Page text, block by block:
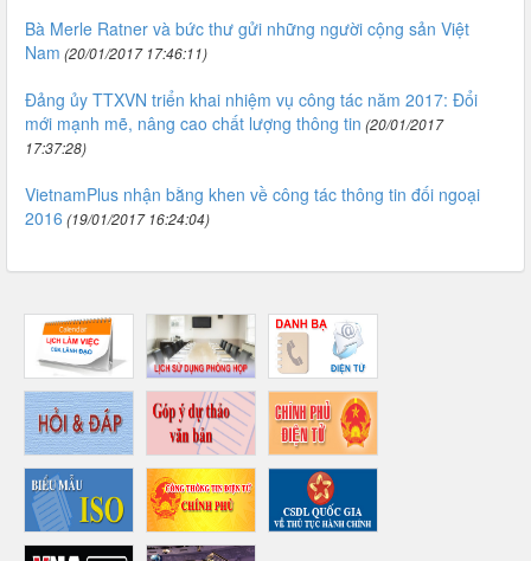
Bà Merle Ratner và bức thư gửi những người cộng sản Việt
Nam (20/01/2017 17:46:11)
Đảng ủy TTXVN triển khai nhiệm vụ công tác năm 2017: Đổi
mới mạnh mẽ, nâng cao chất lượng thông tin (20/01/2017
17:37:28)
VietnamPlus nhận bằng khen về công tác thông tin đối ngoại
2016 (19/01/2017 16:24:04)